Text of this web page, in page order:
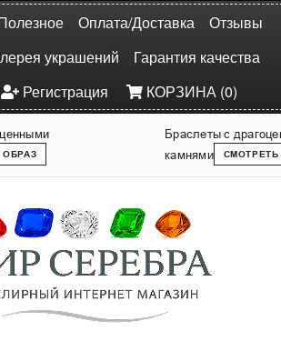
Оплата/Доставка
Отзывы
украшений
Гарантия качества
Регистрация КОРЗИНА (0)
Браслеты с
камнями
СМОТРЕТЬ